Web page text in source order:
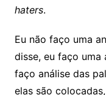
haters.
Eu não faço uma
disse, eu faço uma
faço análise das
elas são